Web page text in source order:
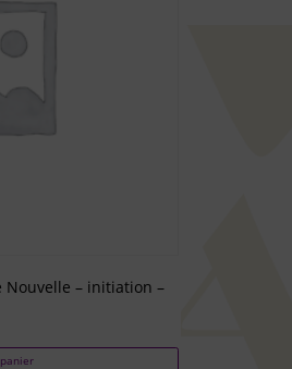
– initiation –